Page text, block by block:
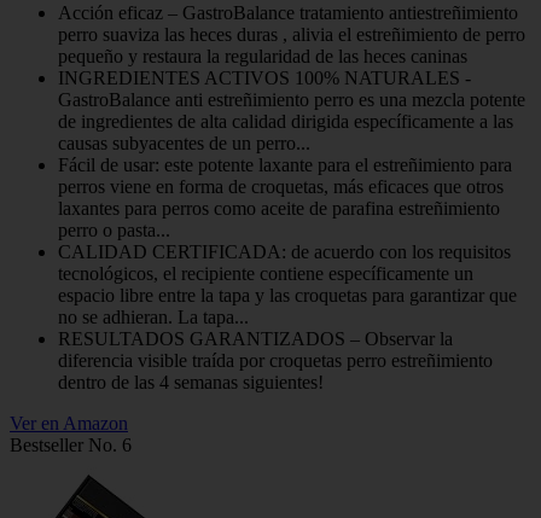
Acción eficaz – GastroBalance tratamiento antiestreñimiento
perro suaviza las heces duras , alivia el estreñimiento de perro
pequeño y restaura la regularidad de las heces caninas
INGREDIENTES ACTIVOS 100% NATURALES -
GastroBalance anti estreñimiento perro es una mezcla potente
de ingredientes de alta calidad dirigida específicamente a las
causas subyacentes de un perro...
Fácil de usar: este potente laxante para el estreñimiento para
perros viene en forma de croquetas, más eficaces que otros
laxantes para perros como aceite de parafina estreñimiento
perro o pasta...
CALIDAD CERTIFICADA: de acuerdo con los requisitos
tecnológicos, el recipiente contiene específicamente un
espacio libre entre la tapa y las croquetas para garantizar que
no se adhieran. La tapa...
RESULTADOS GARANTIZADOS – Observar la
diferencia visible traída por croquetas perro estreñimiento
dentro de las 4 semanas siguientes!
Ver en Amazon
Bestseller No. 6